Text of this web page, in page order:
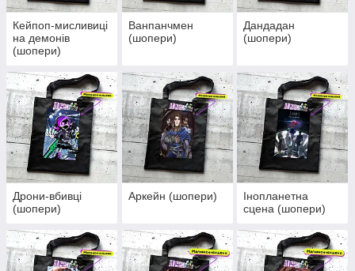
Кейпоп-мисливиці
на демонів
(шопери)
Ванпанчмен
(шопери)
Дандадан
(шопери)
Дрони-вбивці
(шопери)
Аркейн (шопери)
Інопланетна
сцена (шопери)